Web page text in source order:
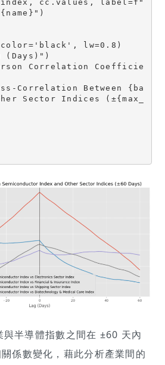
lw=0.8)
Correlation Coefficie
Correlation Between {ba
Sector Indices (±{max_
半導體指數之間在 ±60 天內
係數變化，藉此分析產業間的